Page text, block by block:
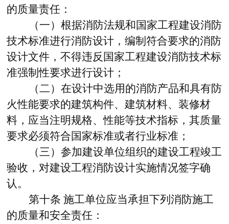
的质量责任：
（一）根据消防法规和国家工程建设消防
技术标准进行消防设计，编制符合要求的消防
设计文件，不得违反国家工程建设消防技术标
准强制性要求进行设计；
（二）在设计中选用的消防产品和具有防
火性能要求的建筑构件、建筑材料、装修材
料，应当注明规格、性能等技术指标，其质量
要求必须符合国家标准或者行业标准；
（三）参加建设单位组织的建设工程竣工
验收，对建设工程消防设计实施情况签字确
认。
第十条 施工单位应当承担下列消防施工
的质量和安全责任：